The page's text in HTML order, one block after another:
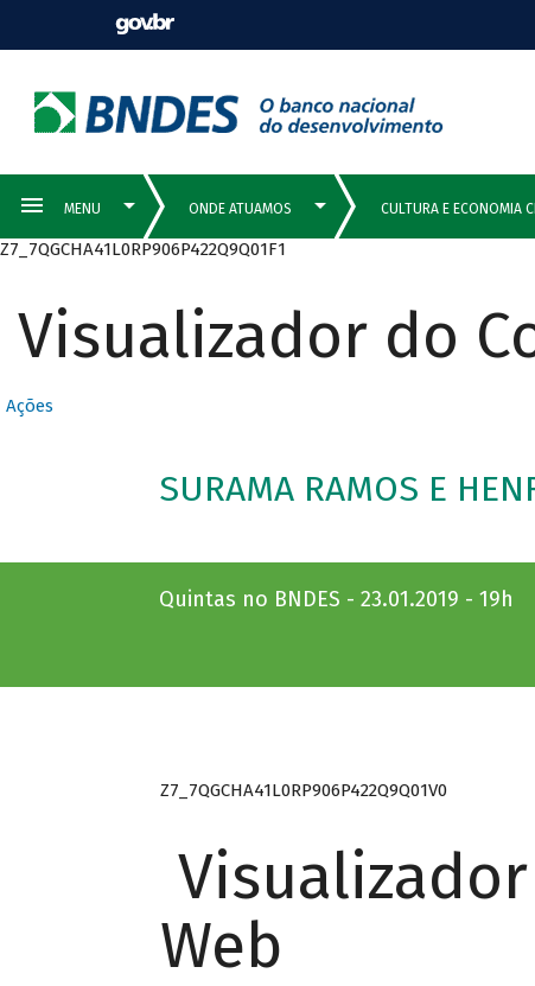
Z7_7QGCHA41L0RP906P422Q9Q01F1
Visualizador do
Ações
SURAMA RAMOS E
Quintas no BNDES - 23.01.2019 - 19h
Z7_7QGCHA41L0RP906P422Q9Q01V0
Web